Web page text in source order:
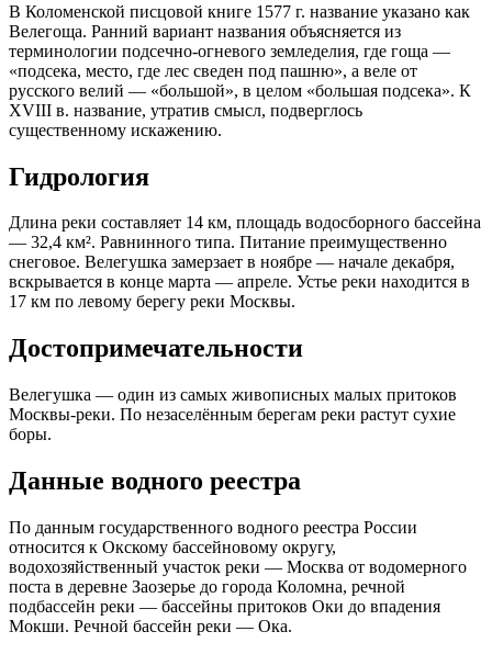
В Коломенской писцовой книге 1577 г. название указано как
Велегоща. Ранний вариант названия объясняется из
терминологии подсечно-огневого земледелия, где гоща —
«подсека, место, где лес сведен под пашню», а веле от
русского велий — «большой», в целом «большая подсека». К
XVIII в. название, утратив смысл, подверглось
существенному искажению.
Гидрология
Длина реки составляет 14 км, площадь водосборного бассейна
— 32,4 км². Равнинного типа. Питание преимущественно
снеговое. Велегушка замерзает в ноябре — начале декабря,
вскрывается в конце марта — апреле. Устье реки находится в
17 км по левому берегу реки Москвы.
Достопримечательности
Велегушка — один из самых живописных малых притоков
Москвы-реки. По незаселённым берегам реки растут сухие
боры.
Данные водного реестра
По данным государственного водного реестра России
относится к Окскому бассейновому округу,
водохозяйственный участок реки — Москва от водомерного
поста в деревне Заозерье до города Коломна, речной
подбассейн реки — бассейны притоков Оки до впадения
Мокши. Речной бассейн реки — Ока.